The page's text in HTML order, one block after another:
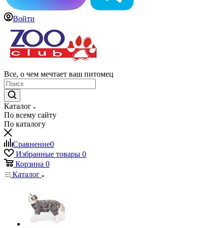
Войти
Все, о чем мечтает ваш питомец
Каталог
По всему сайту
По каталогу
Сравнение0
Избранные товары 0
Корзина 0
Каталог